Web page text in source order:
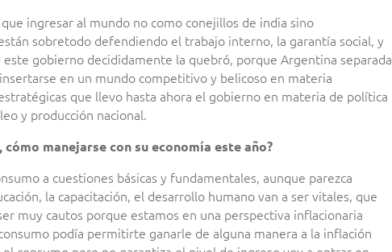
ingresar al mundo no como conejillos de india sino
sobretodo defendiendo el trabajo interno, la garantía social, y
gobierno decididamente la quebró, porque Argentina separada
en un mundo competitivo y belicoso en materia
que llevo hasta ahora el gobierno en materia de política
y producción nacional.
manejarse con su economía este año?
a cuestiones básicas y fundamentales, aunque parezca
la capacitación, el desarrollo humano van a ser vitales, que
muy cautos porque estamos en una perspectiva inflacionaria
podía permitirte ganarle de alguna manera a la inflación